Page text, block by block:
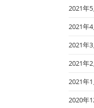
2021年5
2021年4
2021年3
2021年2
2021年1
2020年